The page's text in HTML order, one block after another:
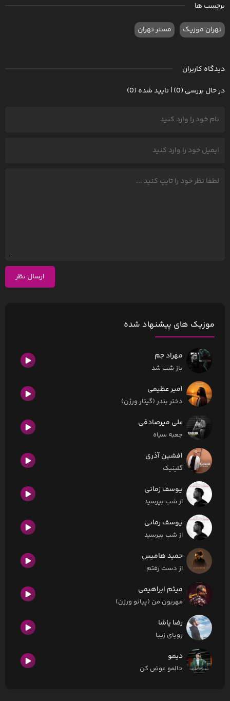
برچسب ها
تهران موزیک مستر تهران
دیدگاه کاربران
در حال بررسی (0) | تایید شده (0)
ارسال نظر
موزیک های پیشنهاد شده
مهراد جم
باز شب شد
امیر عظیمی
دختر بندر (گیتار ورژن)
علی میرصادقی
جعبه سیاه
افشین آذری
گلینیک
یوسف زمانی
از شب بپرسید
یوسف زمانی
از شب بپرسید
حمید هامیس
از دست رفتم
میثم ابراهیمی
مهربون من (پیانو ورژن)
رضا پاشا
رویای زیبا
دیمو
حالمو عوض کن